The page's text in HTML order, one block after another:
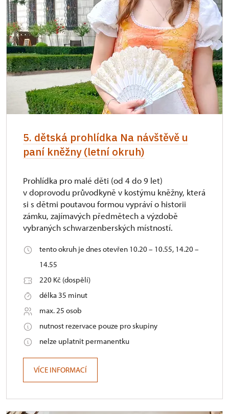
5. dětská prohlídka Na návštěvě u
paní kněžny (letní okruh)
Prohlídka pro malé děti (od 4 do 9 let)
v doprovodu průvodkyně v kostýmu kněžny, která
si s dětmi poutavou formou vypráví o historii
zámku, zajímavých předmětech a výzdobě
vybraných schwarzenberských místností.
tento okruh je dnes otevřen 10.20 – 10.55, 14.20 –
14.55
220 Kč (dospělí)
délka 35 minut
max. 25 osob
nutnost rezervace pouze pro skupiny
nelze uplatnit permanentku
VÍCE INFORMACÍ